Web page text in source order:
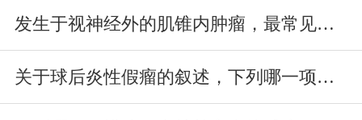
发生于视神经外的肌锥内肿瘤，最常见的是（）
关于球后炎性假瘤的叙述，下列哪一项不对（）